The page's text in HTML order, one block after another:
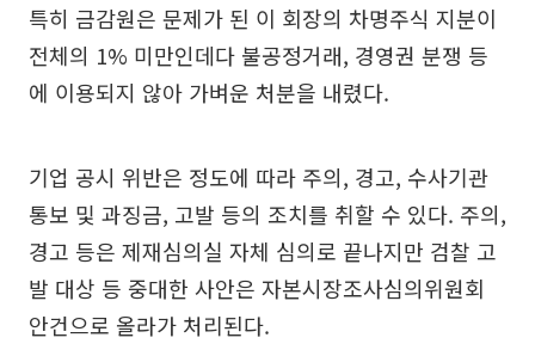
특히 금감원은 문제가 된 이 회장의 차명주식 지분이
전체의 1% 미만인데다 불공정거래, 경영권 분쟁 등
에 이용되지 않아 가벼운 처분을 내렸다.
기업 공시 위반은 정도에 따라 주의, 경고, 수사기관
통보 및 과징금, 고발 등의 조치를 취할 수 있다. 주의,
경고 등은 제재심의실 자체 심의로 끝나지만 검찰 고
발 대상 등 중대한 사안은 자본시장조사심의위원회
안건으로 올라가 처리된다.